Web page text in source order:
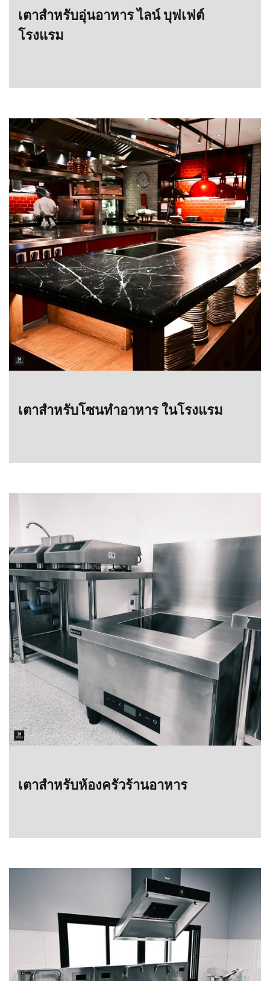
เตาสำหรับอุ่นอาหาร ไลน์ บุฟเฟต์
โรงแรม
เตาสำหรับโซนทำอาหาร ในโรงแรม
เตาสำหรับห้องครัวร้านอาหาร